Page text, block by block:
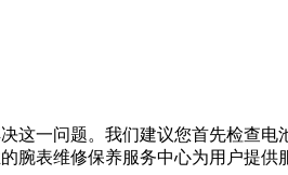
这一问题。我们建议您首先检查电
腕表维修保养服务中心为用户提供